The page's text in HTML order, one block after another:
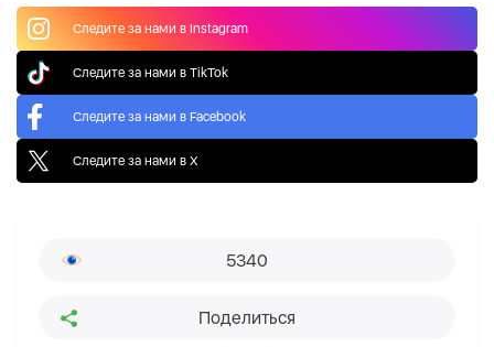
Следите за нами в Instagram
Следите за нами в TikTok
Следите за нами в Facebook
Следите за нами в X
5340
Поделиться